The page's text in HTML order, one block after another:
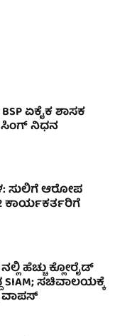
ಏಕೈಕ ಶಾಸಕ
ನಿಧನ
ಸುಲಿಗೆ ಆರೋಪ
ಕಾರ್ಯಕರ್ತರಿಗೆ
ಹೆಚ್ಚು ಕ್ಲೋರೈಡ್
ಸಚಿವಾಲಯಕ್ಕೆ
ವಾಪಸ್